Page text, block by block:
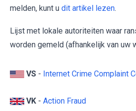
melden, kunt u dit artikel lezen.
Lijst met lokale autoriteiten waar
worden gemeld (afhankelijk van uw
VS - Internet Crime Complaint
VK - Action Fraud